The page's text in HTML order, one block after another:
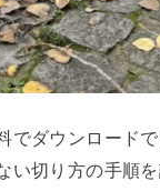
でダウンロード
い切り方の手順